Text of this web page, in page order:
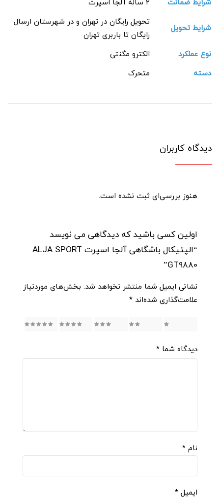
شرایط ضمانت 2 ساله آلجا اسپرت
شرایط تحویل
تحویل رایگان در تهران و در شهرستان ارسال
رایگان تا باربری تهران
نوع عملکرد
الکترو مگنتی
دسته
متحرک
دیدگاه کاربران
هنوز بررسی‌ای ثبت نشده است.
اولین کسی باشید که دیدگاهی می نویسد
“الپتیکال باشگاهی آلجا اسپرت ALJA SPORT
GT9880”
نشانی ایمیل شما منتشر نخواهد شد. بخش‌های موردنیاز
علامت‌گذاری شده‌اند *
5
دیدگاه شما *
نام *
ایمیل *